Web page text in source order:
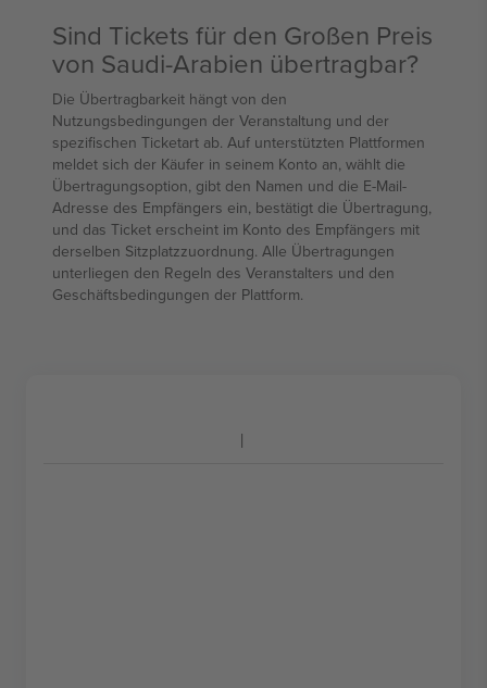
Sind Tickets für den Großen Preis
von Saudi-Arabien übertragbar?
Die Übertragbarkeit hängt von den
Nutzungsbedingungen der Veranstaltung und der
spezifischen Ticketart ab. Auf unterstützten Plattformen
meldet sich der Käufer in seinem Konto an, wählt die
Übertragungsoption, gibt den Namen und die E-Mail-
Adresse des Empfängers ein, bestätigt die Übertragung,
und das Ticket erscheint im Konto des Empfängers mit
derselben Sitzplatzzuordnung. Alle Übertragungen
unterliegen den Regeln des Veranstalters und den
Geschäftsbedingungen der Plattform.